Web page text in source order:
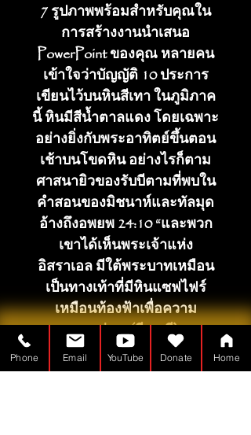
7 รูปภาพพร้อมสำหรับคุณใน
การสร้างงานนำเสนอ
PowerPoint ของคุณ หลายคน
เข้าใจว่าบัญญัติ 10 ประการ
เขียนไว้บนหินสีเทา ในภูมิภาค
นี้ หินมีสีน้ำตาลแดง โดยเฉพาะ
อย่างยิ่งกับพระอาทิตย์ขึ้นตอน
เช้าบนโขดหิน อย่างไรก็ตาม
ศาสนายิวของรับบีตามที่พบใน
คำสอนของมิชนาห์และทัลมุด
อ้างถึงอพยพ 24:10 “และพวก
เขาได้เห็นพระเจ้าแห่ง
อิสราเอล มีใต้พระบาทเหมือน
เป็นทางเท้าที่มีหินแซฟไฟร์
เหมือนท้องฟ้าเพื่อความ
กระจ่าง” (อีเอสวี)
Phone Email YouTube Donate Home